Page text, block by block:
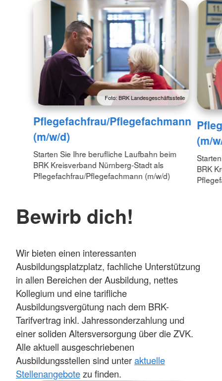
Foto: BRK Landesgeschäftsstelle
Pflegefachfrau/Pflegefachmann
(m/w/d)
Starten Sie Ihre berufliche Laufbahn beim
BRK Kreisverband Nürnberg-Stadt als
Pflegefachfrau/Pflegefachmann (m/w/d)
(m/
BRK
Bewirb dich!
Wir bieten einen interessanten
Ausbildungsplatzplatz, fachliche Unterstützung
in allen Bereichen der Ausbildung, nettes
Kollegium und eine tarifliche
Ausbildungsvergütung nach dem BRK-
Tarifvertrag inkl. Jahressonderzahlung und
einer soliden Altersversorgung über die ZVK.
Alle aktuell ausgeschriebenen
Ausbildungsstellen sind unteraktuelle
Stellenangebotezu finden.